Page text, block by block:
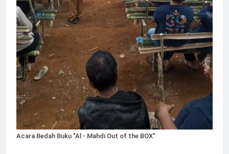
Acara Bedah Buku "Al - Mahdi Out of the BOX"